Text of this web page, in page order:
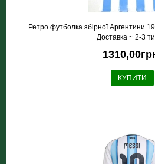
Ретро футболка збірної Аргентини
Доставка ~ 2-3
КУПИТИ